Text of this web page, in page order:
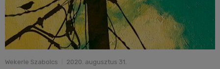
Wekerle Szabolcs 2020. augusztus 31.